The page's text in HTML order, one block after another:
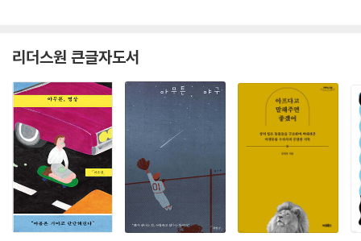
리더스원 큰글자도서